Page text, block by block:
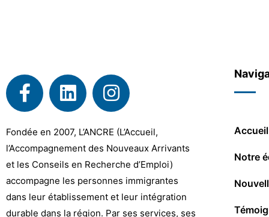
Fondée en 2007, L’ANCRE (L’Accueil,
l’Accompagnement des Nouveaux Arrivants
et les Conseils en Recherche d’Emploi)
accompagne les personnes immigrantes
dans leur établissement et leur intégration
durable dans la région. Par ses services, ses
Accueil
Notre